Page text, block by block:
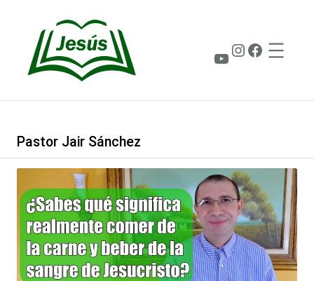
contenido
Instagram
YouTube
Pastor Jair Sánchez